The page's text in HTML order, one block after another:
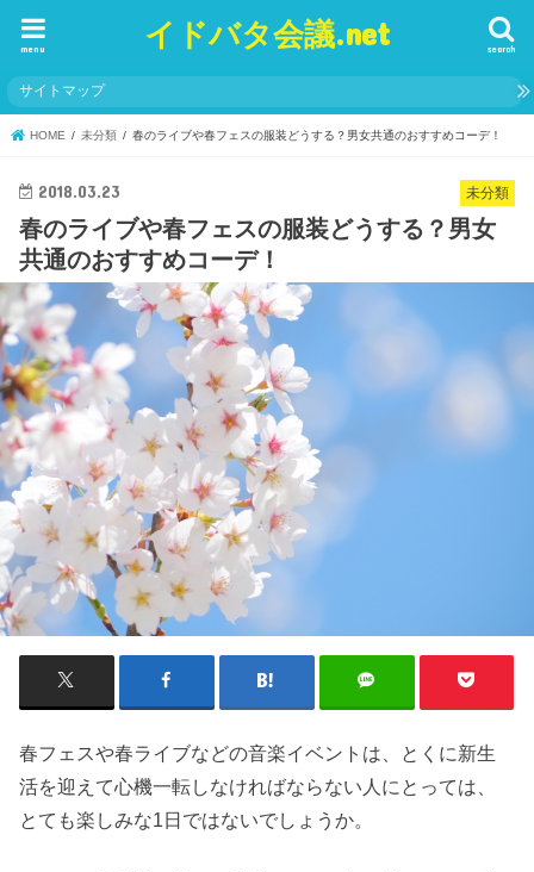
イドバタ会議.net search
menu
サイトマップ
HOME 未分類 春のライブや春フェスの服装どうする？男女共通のおすすめコーデ！
未分類
2018.03.23
春のライブや春フェスの服装どうする？男女
共通のおすすめコーデ！
春フェスや春ライブなどの音楽イベントは、とくに新生
活を迎えて心機一転しなければならない人にとっては、
とても楽しみな1日ではないでしょうか。